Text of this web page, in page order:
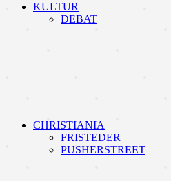
KULTUR
DEBAT
CHRISTIANIA
FRISTEDER
PUSHERSTREET